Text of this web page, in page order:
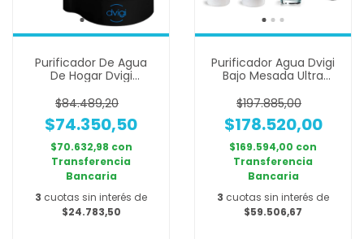
Purificador De Agua
De Hogar Dvigi
Filtro
$84.489,20
$74.350,50
$70.632,98 con
Transferencia
Bancaria
3 cuotas sin interés de
$24.783,50
Purificador Agua Dvigi
Bajo Mesada Ultra
$197.885,00
$178.520,00
$169.594,00 con
Transferencia
Bancaria
3 cuotas sin interés de
$59.506,67